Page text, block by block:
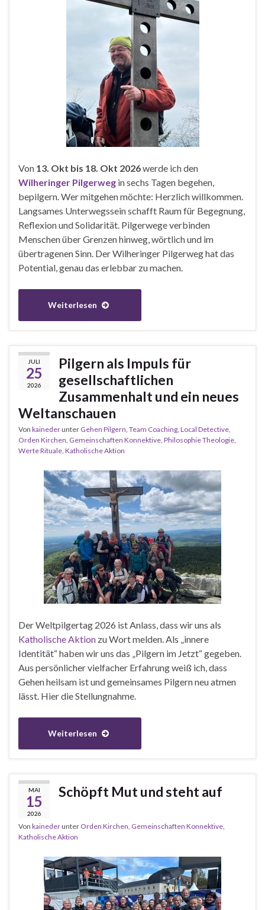
Von 13. Okt bis 18. Okt 2026werde ich den
Wilheringer Pilgerweg in sechs Tagen begehen,
bepilgern. Wer mitgehen möchte: Herzlich willkommen.
Langsames Unterwegssein schafft Raum für Begegnung,
Reflexion und Solidarität. Pilgerwege verbinden
Menschen über Grenzen hinweg, wörtlich und im
übertragenen Sinn. Der Wilheringer Pilgerweg hat das
Potential, genau das erlebbar zu machen.
Weiterlesen
JULI
25
2026
Pilgern als Impuls für
gesellschaftlichen
Zusammenhalt und ein neues
Weltanschauen
Von kainederunter Gehen Pilgern Team Coaching Local Detective
Orden Kirchen Gemeinschaften Konnektive Philosophie Theologie
Werte Rituale Katholische Aktion
Der Weltpilgertag 2026 ist Anlass, dass wir uns als
Katholische Aktion zu Wort melden. Als „innere
Identität“ haben wir uns das „Pilgern im Jetzt“ gegeben.
Aus persönlicher vielfacher Erfahrung weiß ich, dass
Gehen heilsam ist und gemeinsames Pilgern neu atmen
lässt. Hier die Stellungnahme.
Weiterlesen
MAI
15
2026
Schöpft Mut und steht auf
Von kainederunter Orden Kirchen Gemeinschaften Konnektive
Katholische Aktion